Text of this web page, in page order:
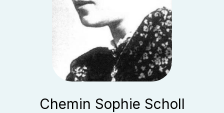
Chemin Sophie Scholl